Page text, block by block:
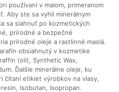
používaní v malom, primeranom
Aby ste sa vyhli minerálnym
sa siahnuť po kozmetických
prírodné a bezpečné
prírodné oleje a rastlinné maslá.
obsiahnutý v kozmetike
(oil), Synthetic Wax,
Ďalšie minerálne oleje, ku
čítaní etikiet výrobkov na vlasy,
Isobutan, Isopropan.